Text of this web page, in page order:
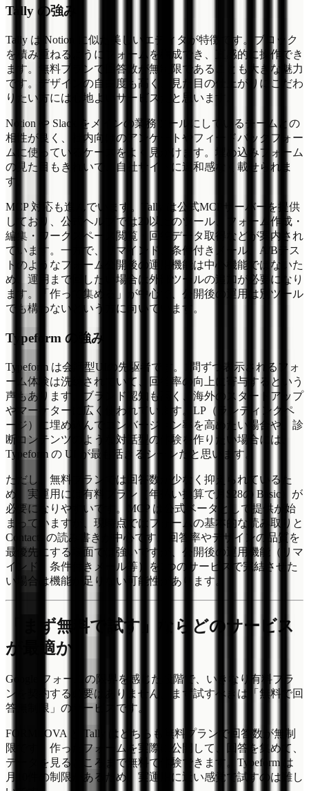
Tally の強み
Tally は Notion に似た美しいエディタが特徴です。ブロック
を積み重ねるようにフォームを構成でき、直感的に操作でき
ます。無料プランで回答数が無制限であることも大きな魅力
です。デザインの自由度も高く、見た目の仕上がりにこだわ
りたい方には心地よいサービスだと思います。
Notion や Slack をメインの業務ツールにしているチームとの
相性が良く、社内向けのアンケートやフィードバックフォー
ムに使っているケースをよく見かけます。埋め込みフォーム
の見た目もきれいで、自社サイトに違和感なく載せられま
す。
MCP 対応も進んでいます。Tally は公式MCPサーバーを提供
しており、公式ヘルプでは20以上のツール、フォーム作成・
編集・ワークスペース閲覧・回答データ取得などが案内され
ています。一方で、リマインド、条件付きメール、A/Bテス
トのようなフォーム公開後の運用機能は中心機能ではないた
め、運用まで回したい場合は外部ツールの追加が必要になり
ます。「作って集める」が中心で、公開後の運用は別ツール
でも構わないという方に向いています。
Typeform の強み
Typeform は会話型UIの先駆者です。1問ずつ表示されるフォ
ーム体験は洗練されていて、回答率の向上に寄与するという
声もあります。ブランド認知も高く、海外のスタートアップ
やマーケターに広く使われています。LP（ランディングペ
ージ）に埋め込んでコンバージョン率を高めたい場合や、診
断コンテンツのような対話型の体験を作りたい場合には、
Typeform の UI が最も活きるシーンだと思います。
ただし、無料プランでは回答数が少なく抑えられているた
め、実運用には有料プラン（年払い換算で月$28の Basic）が
必要になりやすいです。MCP は公式ベータとして提供が始
まっていますが、現時点ではフォームの基本的な読み取りと
Contacts の読み書きが中心です。回答率やデザインの品質を
最優先にする場面では強いですが、公開後の運用機能（リマ
インド、条件付きメール等）を1つのサービスで完結させた
い場合は機能が足りない可能性があります。
「まず無料で試す」ならどのサービス
が最適か
Google フォームの限界を感じた段階で、いきなり有料プラ
ンを契約する必要はありません。まず試すべきは「無料で回
答無制限」のサービスです。
FORMLOVA と Tally はどちらも無料プランで回答数が無制
限です。作ったフォームを実際に公開して、回答を集めて、
データを見るところまで無料で体験できます。Typeform は
月10件の制限があるため、実運用に近い感覚で試すのは難し